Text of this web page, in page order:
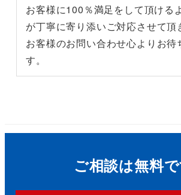
お客様に100％満足をして頂ける
が丁寧に寄り添いご対応させて頂
お客様のお問い合わせ心よりお待
す。
ご相談は無料